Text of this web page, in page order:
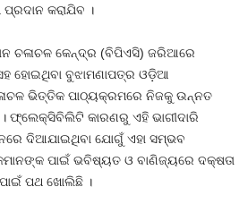
କରାଯିବ ।
ଚଳାଚଳ କେନ୍ଦ୍ର (ବିପିଏସି) ଜରିଆରେ
ହୋଇଥିବା ବୁଝାମଣାପତ୍ର ଓଡ଼ିଆ
ଭିତ୍ତିକ ପାଠ୍ୟକ୍ରମରେ ନିଜକୁ ଉନ୍ନତ
ଫ୍ଲେକ୍ସିବିଲିଟି କାରଣରୁ ଏହି ଭାଗୀଦାରି
ଦିଆଯାଇଥିବା ଯୋଗୁଁ ଏହା ସମ୍ଭବ
ପାଇଁ ଭବିଷ୍ୟତ ଓ ବାଣିଜ୍ୟରେ ଦକ୍ଷତା
ପଥ ଖୋଲିଛି ।